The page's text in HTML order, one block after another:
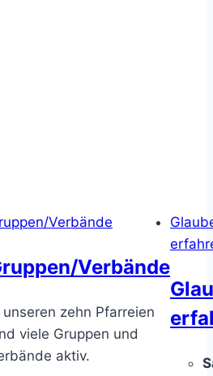
Verbände
Verbände
unseren zehn Pfarreien
viele Gruppen und
aktiv.